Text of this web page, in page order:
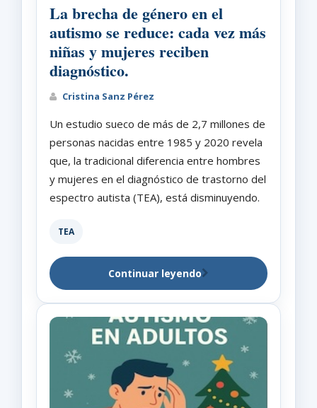
La brecha de género en el
autismo se reduce: cada vez más
niñas y mujeres reciben
diagnóstico.
Cristina Sanz Pérez
Un estudio sueco de más de 2,7 millones de
personas nacidas entre 1985 y 2020 revela
que, la tradicional diferencia entre hombres
y mujeres en el diagnóstico de trastorno del
espectro autista (TEA), está disminuyendo.
TEA
Continuar leyendo